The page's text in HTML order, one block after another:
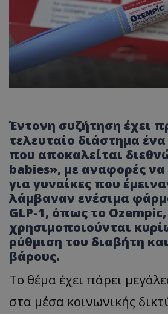
Έντονη συζήτηση έχει
τελευταίο διάστημα
που αποκαλείται
babies», με αναφορές
για γυναίκες που
λάμβαναν ενέσιμα
GLP-1, όπως το
χρησιμοποιούνται
ρύθμιση του διαβήτη
βάρους.
Το θέμα έχει πάρει
στα μέσα κοινωνικής